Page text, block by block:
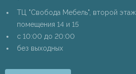
ТЦ "Свобода Мебель", второй этаж,
помещения 14 и 15
c 10:00 до 20:00
без выходных